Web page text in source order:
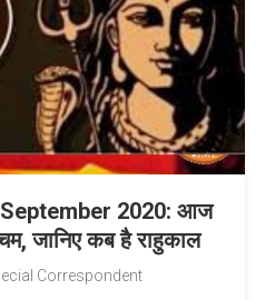
2020: आज
जानिए कब है राहुकाल
Correspondent